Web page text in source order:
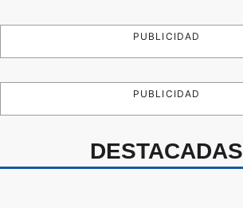
PUBLICIDAD
PUBLICIDAD
DESTACADAS